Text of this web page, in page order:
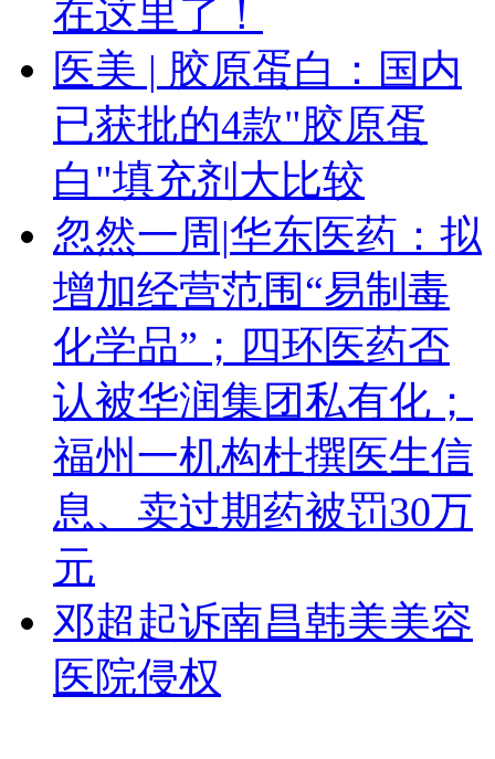
在这里了！
医美 | 胶原蛋白：国内
已获批的4款"胶原蛋
白"填充剂大比较
忽然一周|华东医药：拟
增加经营范围“易制毒
化学品”；四环医药否
认被华润集团私有化；
福州一机构杜撰医生信
息、卖过期药被罚30万
元
邓超起诉南昌韩美美容
医院侵权